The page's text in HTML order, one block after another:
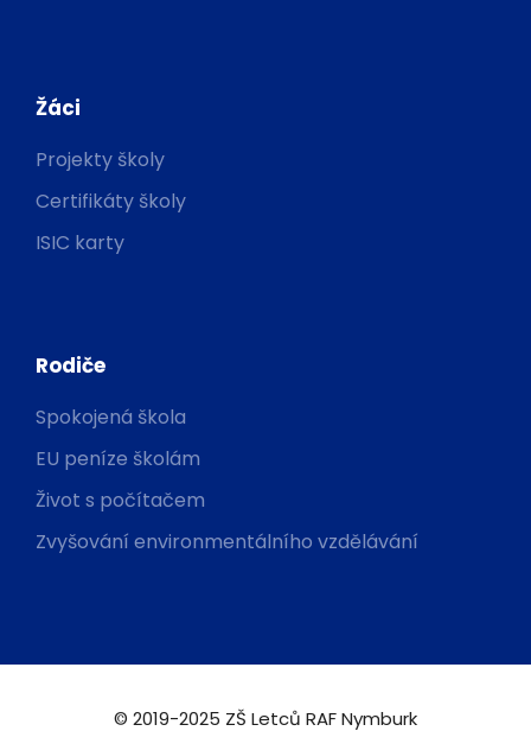
Žáci
Projekty školy
Certifikáty školy
ISIC karty
Rodiče
Spokojená škola
EU peníze školám
Život s počítačem
Zvyšování environmentálního vzdělávání
© 2019-2025 ZŠ Letců RAF Nymburk